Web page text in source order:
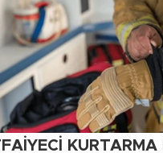
KURTARMA